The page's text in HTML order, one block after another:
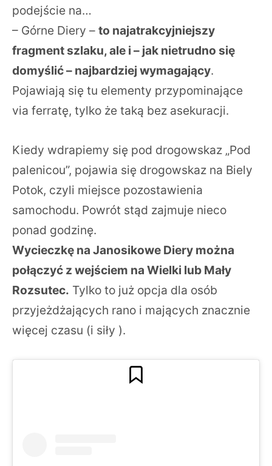
podejście na…
– Górne Diery – to najatrakcyjniejszy
fragment szlaku, ale i – jak nietrudno się
domyślić – najbardziej wymagający.
Pojawiają się tu elementy przypominające
via ferratę, tylko że taką bez asekuracji.
Kiedy wdrapiemy się pod drogowskaz „Pod
palenicou”, pojawia się drogowskaz na Biely
Potok, czyli miejsce pozostawienia
samochodu. Powrót stąd zajmuje nieco
ponad godzinę.
Wycieczkę na Janosikowe Diery można
połączyć z wejściem na Wielki lub Mały
Rozsutec. Tylko to już opcja dla osób
przyjeżdżających rano i mających znacznie
więcej czasu (i siły ).